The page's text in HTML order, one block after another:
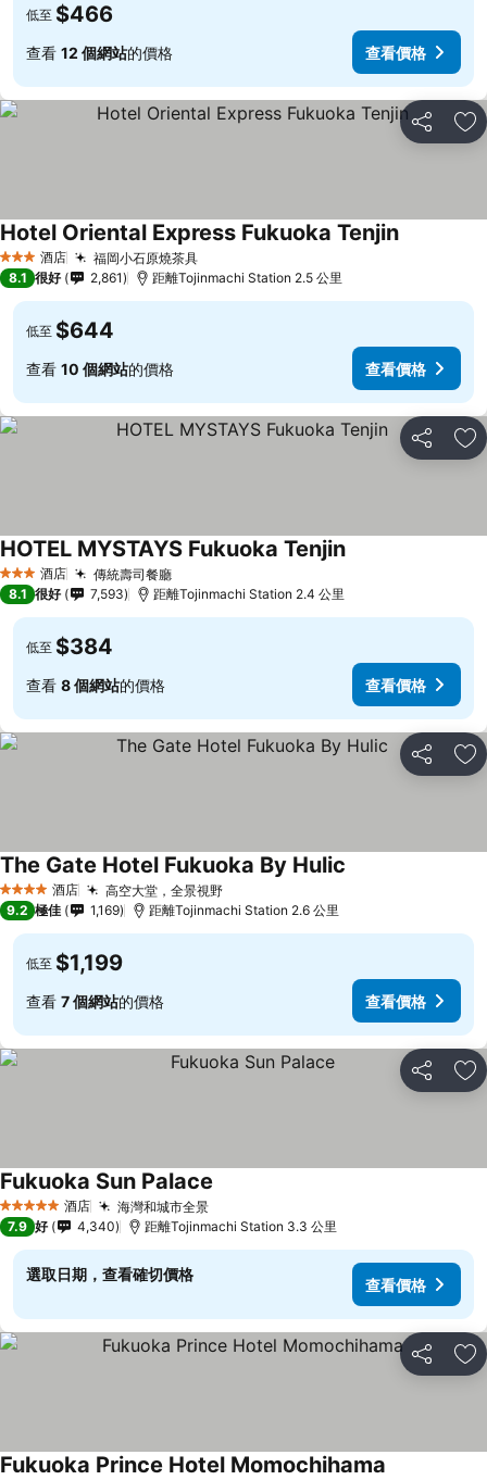
低至 $466
查看 12 個網站的價格 查看價格
分享 放
3 星級 酒店 福岡小石原燒茶具
Hotel Oriental Express Fukuoka Tenjin
8.1 很好 2,861 距離Tojinmachi Station 2.5 公里
低至 $644
查看 10 個網站的價格 查看價格
分享 放
3 星級 酒店 傳統壽司餐廳
HOTEL MYSTAYS Fukuoka Tenjin
8.1 很好 7,593 距離Tojinmachi Station 2.4 公里
低至 $384
查看 8 個網站的價格 查看價格
分享 放
4 星級 酒店 高空大堂，全景視野
The Gate Hotel Fukuoka By Hulic
9.2 極佳 1,169 距離Tojinmachi Station 2.6 公里
低至 $1,199
查看 7 個網站的價格 查看價格
分享 放
5 星級 酒店 海灣和城市全景
Fukuoka Sun Palace
7.9 好 4,340 距離Tojinmachi Station 3.3 公里
選取日期，查看確切價格
查看價格
分享 放
Fukuoka Prince Hotel Momochihama